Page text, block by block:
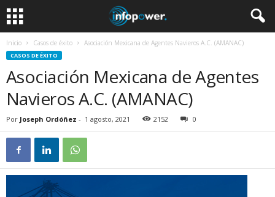
Inicio Casos de éxito Asociación Mexicana de Agentes Navieros A.C. (AMANAC)
CASOS DE ÉXITO
Asociación Mexicana de Agentes
Navieros A.C. (AMANAC)
Por Joseph Ordóñez - 1 agosto, 2021 2152 0